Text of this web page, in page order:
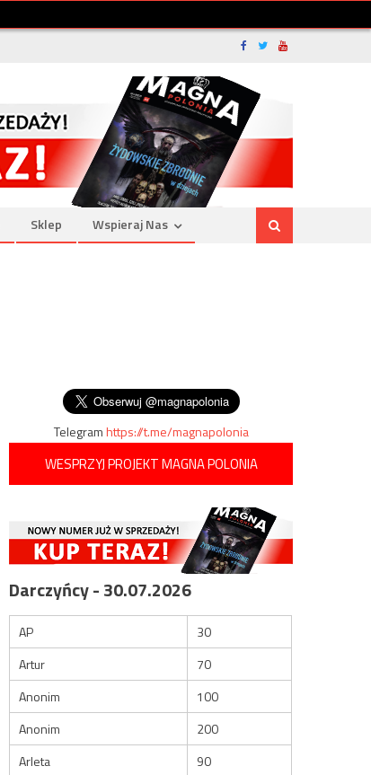
Sklep Wspieraj Nas
Telegramhttps://t.me/magnapolonia
WESPRZYJ PROJEKT MAGNA POLONIA
Darczyńcy - 30.07.2026
AP
30
Artur
70
Anonim
100
Anonim
200
Arleta
90